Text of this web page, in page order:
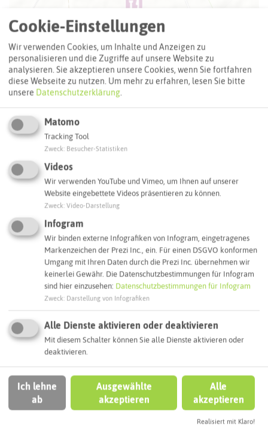
Adresse:
Restaurant Bullerkotte
Westerholter Straße 160
45770 Marl
Webseite
Interaktive Karte
Routenplanung zum Ziel:
ÖPNV-Route finden
Cookie-Einstellungen
Wir verwenden Cookies, um Inhalte und Anzeigen zu
personalisieren und die Zugriffe auf unsere Website zu
analysieren. Sie akzeptieren unsere Cookies, wenn Sie fortfahren
diese Webseite zu nutzen. Um mehr zu erfahren, lesen Sie bitte
unsere Datenschutzerklärung.
Matomo
Tracking Tool
Zweck Besucher-Statistiken
Videos
Wir verwenden YouTube und Vimeo, um Ihnen auf unserer
Website eingebettete Videos präsentieren zu können.
Zweck Video-Darstellung
Infogram
Wir binden externe Infografiken von Infogram, eingetragenes
Markenzeichen der Prezi Inc., ein. Für einen DSGVO konformen
Umgang mit Ihren Daten durch die Prezi Inc. übernehmen wir
keinerlei Gewähr. Die Datenschutzbestimmungen für Infogram
sind hier einzusehen: Datenschutzbestimmungen für Infogram
Zweck Darstellung von Infografiken
Alle Dienste aktivieren oder deaktivieren
Mit diesem Schalter können Sie alle Dienste aktivieren oder
deaktivieren.
Ich lehne
ab
Ausgewählte
akzeptieren
Alle
akzeptieren
Realisiert mit Klaro!